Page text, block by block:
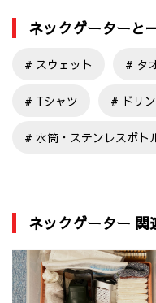
ネックゲーターと
スウェット タ
Tシャツ ドリ
水筒・ステンレスボト
ネックゲーター 関